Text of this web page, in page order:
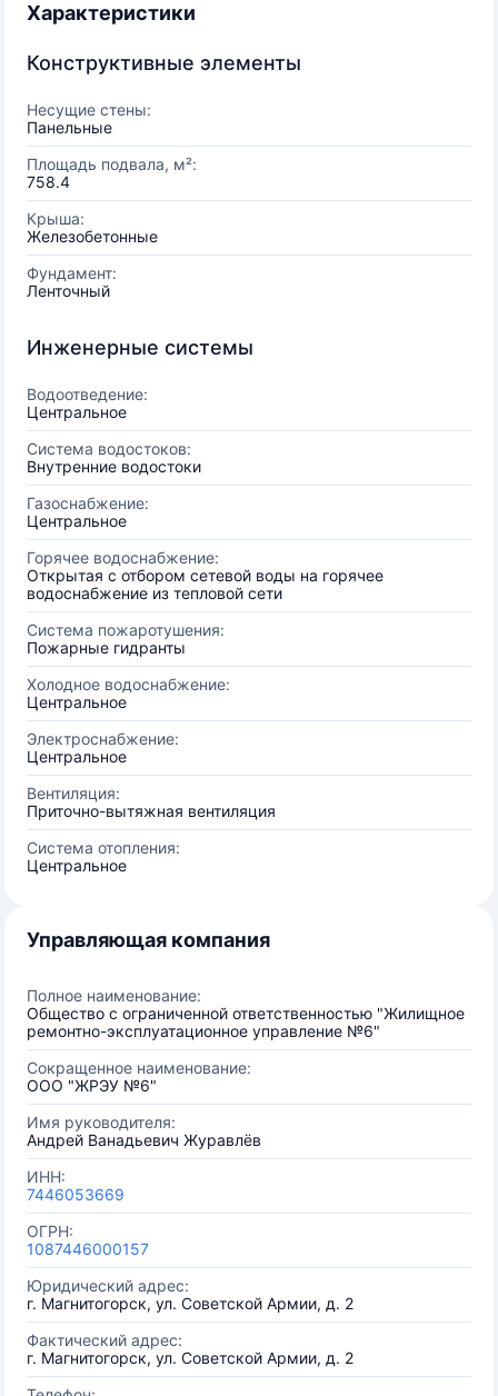
Характеристики
Конструктивные элементы
Несущие стены:
Панельные
Площадь подвала, м²:
758.4
Крыша:
Железобетонные
Фундамент:
Ленточный
Инженерные системы
Водоотведение:
Центральное
Система водостоков:
Внутренние водостоки
Газоснабжение:
Центральное
Горячее водоснабжение:
Открытая с отбором сетевой воды на горячее
водоснабжение из тепловой сети
Система пожаротушения:
Пожарные гидранты
Холодное водоснабжение:
Центральное
Электроснабжение:
Центральное
Вентиляция:
Приточно-вытяжная вентиляция
Система отопления:
Центральное
Управляющая компания
Полное наименование:
Общество с ограниченной ответственностью "Жилищное
ремонтно-эксплуатационное управление №6"
Сокращенное наименование:
ООО "ЖРЭУ №6"
Имя руководителя:
Андрей Ванадьевич Журавлёв
ИНН:
7446053669
ОГРН:
1087446000157
Юридический адрес:
г. Магнитогорск, ул. Советской Армии, д. 2
Фактический адрес:
г. Магнитогорск, ул. Советской Армии, д. 2